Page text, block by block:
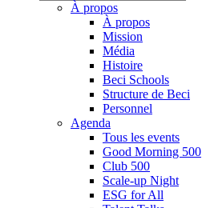
À propos
À propos
Mission
Média
Histoire
Beci Schools
Structure de Beci
Personnel
Agenda
Tous les events
Good Morning 500
Club 500
Scale-up Night
ESG for All